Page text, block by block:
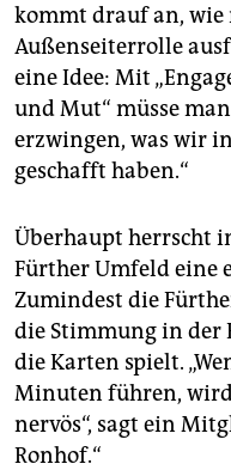
epaper login
kommt drauf an, wie
Außenseiterrolle
eine Idee: Mit
und Mut“ müsse
erzwingen, was wir
geschafft haben.“
Überhaupt herrscht
Fürther Umfeld eine
Zumindest die
die Stimmung in der
die Karten spielt.
Minuten führen,
nervös“, sagt ein
Ronhof.“